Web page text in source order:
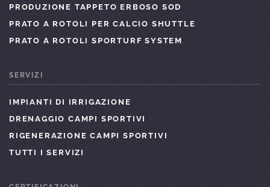
PRODUZIONE TAPPETO ERBOSO SOD
PRATO A ROTOLI PER CALCIO SHUTTLE
PRATO A ROTOLI SPORTURF SYSTEM
SERVIZI
IMPIANTI DI IRRIGAZIONE
DRENAGGIO CAMPI SPORTIVI
RIGENERAZIONE CAMPI SPORTIVI
TUTTI I SERVIZI